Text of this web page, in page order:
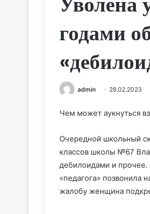
годами
admin 28.02.2023
Чем может аукнуться
Очередной школьный
классов школы №67
дебилоидами и прочее.
«педагога» позвонила
жалобу женщина